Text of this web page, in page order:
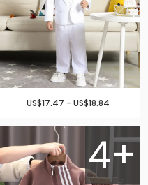
US$17.47 - US$18.84
4+